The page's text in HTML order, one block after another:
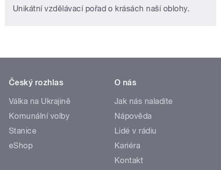
Unikátní vzdělávací pořad o krásách naší oblohy.
Český rozhlas
Válka na Ukrajině
Komunální volby
Stanice
eShop
O nás
Jak nás naladíte
Nápověda
Lidé v rádiu
Kariéra
Kontakt